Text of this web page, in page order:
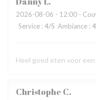
2026-08-06 - 12:00 -
Service : 4/5 Ambiance : 4
Heel goed eten voor
Christophe C